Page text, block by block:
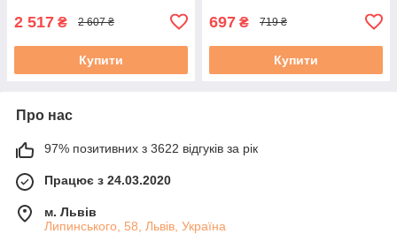
2 517 ₴ 2 607 ₴
Купити
697 ₴ 719 ₴
Купити
Про нас
97% позитивних з 3622 відгуків за рік
Працює з 24.03.2020
м. Львів
Липинського, 58, Львів, Україна